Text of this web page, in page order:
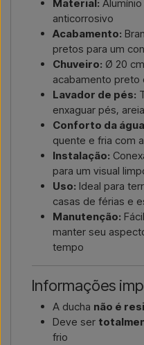
Material:
anticorrosivo
Acabamento:
pretos para um
Chuveiro: Ø 20
acabamento preto
Lavador de pés:
enxaguar pés,
Conforto da
quente e fria com
Instalação:
para um visual
Uso: Ideal para
casas de férias e
Manutenção:
manter seu
tempo
Informações
A ducha não é
Deve ser
frio